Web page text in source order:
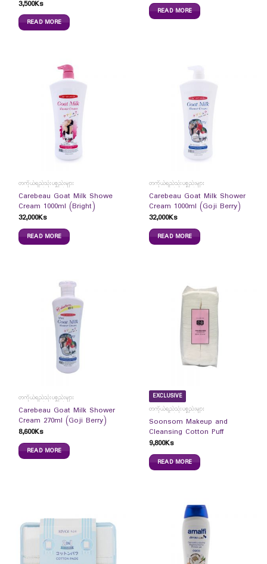
3,500Ks
READ MORE
READ MORE
တကိုယ်ရည်သုံးပစ္စည်းများ
Carebeau Goat Milk Showe
Cream 1000ml (Bright)
32,000Ks
READ MORE
တကိုယ်ရည်သုံးပစ္စည်းများ
Carebeau Goat Milk Shower
Cream 1000ml (Goji Berry)
32,000Ks
READ MORE
တကိုယ်ရည်သုံးပစ္စည်းများ
Carebeau Goat Milk Shower
Cream 270ml (Goji Berry)
8,600Ks
READ MORE
EXCLUSIVE
တကိုယ်ရည်သုံးပစ္စည်းများ
Soonsom Makeup and
Cleansing Cotton Puff
9,800Ks
READ MORE